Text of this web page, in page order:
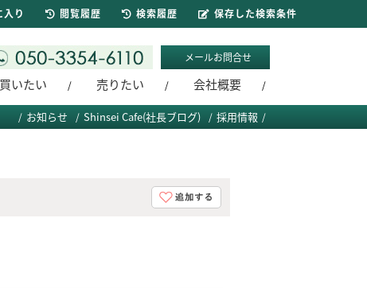
メールお問合せ
買いたい 売りたい 会社概要
採用情報
Shinsei Cafe(社長ブログ)
お知らせ
入り 閲覧履歴 検索履歴 保存した検索条件